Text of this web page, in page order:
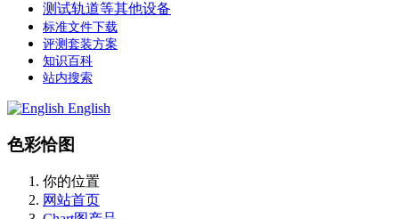
测试轨道等其他设备
标准文件下载
评测套装方案
知识百科
站内搜索
English
色彩恰图
你的位置
网站首页